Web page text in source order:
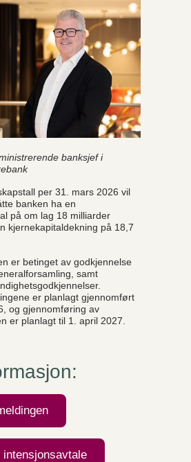
banksjef i
per 31. mars 2026 vil
banken ha en
på om lag 18 milliarder
kjernekapitaldekning på 18,7
er betinget av godkjennelse
samt
er planlagt gjennomført
og gjennomføring av
er planlagt til 1. april 2027.
intensjonsavtale